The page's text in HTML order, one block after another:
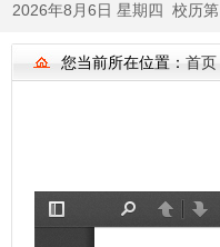
2026年8月6日 星期四 校历第
您当前所在位置： 首页